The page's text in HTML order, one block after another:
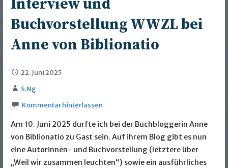
Interview und
Buchvorstellung WWZL bei
Anne von Biblionatio
22. Juni 2025
S.Ng
Kommentar hinterlassen
Am 10. Juni 2025 durfte ich bei der Buchbloggerin Anne
von Biblionatio zu Gast sein. Auf ihrem Blog gibt es nun
eine Autorinnen- und Buchvorstellung (letztere über
„Weil wir zusammen leuchten“) sowie ein ausführliches